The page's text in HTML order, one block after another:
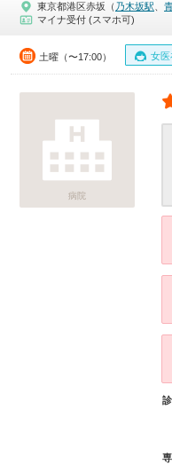
東京都港区赤坂（ 乃木坂駅
マイナ受付 (スマホ可)
土曜（〜17:00） 女医
病院